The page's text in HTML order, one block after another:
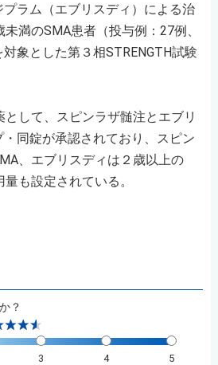
プラム（エブリスディ）による治
満のSMA患者（投与例：27例、
象とした第３相STRENGTH試験
して、スピンラザ髄注とエブリ
同錠が承認されており、スピン
、エブリスディは２歳以上の
も設定されている。
？
3 4
5